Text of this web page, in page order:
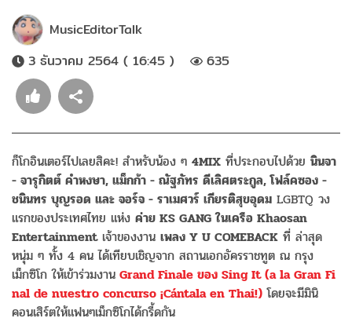
MusicEditorTalk
3 ธันวาคม 2564 ( 16:45 )
635
ก็โกอินเตอร์ไปเลยสิคะ! สำหรับน้อง ๆ 4MIX ที่ประกอบไปด้วย นินจา
- จารุกิตต์ คำหงษา, แม็กก้า - ณัฐภัทร ดีเลิศตระกูล, โฟล์คซอง -
ชนินทร บุญรอด และ จอร์จ - ราเมศวร์ เกียรติสุขอุดม LGBTQ วง
แรกของประเทศไทย แห่ง ค่าย KS GANG ในเครือ Khaosan
Entertainmentเจ้าของงาน เพลง Y U COMEBACK ที่ ล่าสุด
หนุ่ม ๆ ทั้ง 4 คน ได้เทียบเชิญจาก สถานเอกอัครราชทูต ณ กรุง
เม็กซิโก ให้เข้าร่วมงาน Grand Finale ของ Sing It (a la Gran Fi
nal de nuestro concurso ¡Cántala en Thai!) โดยจะมีมินิ
คอนเสิร์ตให้แฟนๆเม็กซิโกได้กรี้ดกัน